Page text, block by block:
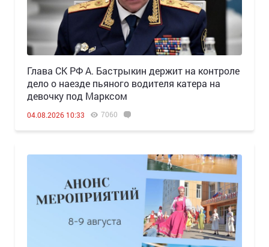
Глава СК РФ А. Бастрыкин держит на контроле
дело о наезде пьяного водителя катера на
девочку под Марксом
04.08.2026 10:33 7060